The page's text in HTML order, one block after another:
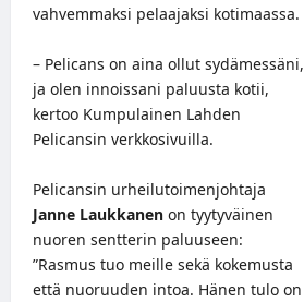
vahvemmaksi pelaajaksi kotimaassa.
– Pelicans on aina ollut sydämessäni,
ja olen innoissani paluusta kotii,
kertoo Kumpulainen Lahden
Pelicansin verkkosivuilla.
Pelicansin urheilutoimenjohtaja
Janne Laukkanen on tyytyväinen
nuoren sentterin paluuseen:
”Rasmus tuo meille sekä kokemusta
että nuoruuden intoa. Hänen tulo on